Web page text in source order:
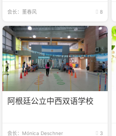
会长：董春风 8
阿根廷公立中西双语学校
会长：Mónica Deschner 3